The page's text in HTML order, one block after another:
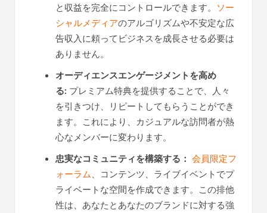
と収益を完全にコントロールできます。 ソー
シャルメディアのアルゴリズムや不安定な広
告収入に頼ってビジネスを成長させる必要は
ありません。
オーディエンスエンゲージメントを高め
る: プレミアム特典を提供することで、人々
を引きつけ、リピートしてもらうことができ
ます。これにより、カジュアルな訪問者が熱
心なメンバーに変わります。
忠実なコミュニティを構築する： 会員限定フ
ォーラム、コンテンツ、ライブイベントでプ
ライベートな空間を作成できます。この排他
性は、あなたとあなたのブランドに対する強